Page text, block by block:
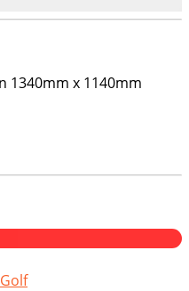
1340mm x 1140mm